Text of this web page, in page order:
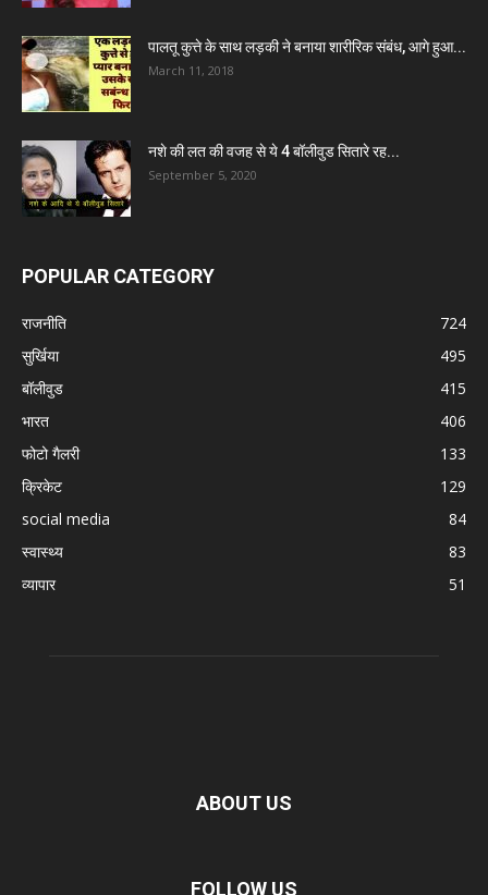
पालतू कुत्ते के साथ लड़की ने बनाया शारीरिक संबंध, आगे हुआ...
March 11, 2018
नशे की लत की वजह से ये 4 बॉलीवुड सितारे रह...
September 5, 2020
POPULAR CATEGORY
राजनीति
724
सुर्खिया
495
बॉलीवुड
415
भारत
406
फोटो गैलरी
133
क्रिकेट
129
social media
84
स्वास्थ्य
83
व्यापार
51
ABOUT US
FOLLOW US